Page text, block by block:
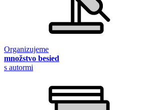
Organizujeme
množstvo besied
s autormi